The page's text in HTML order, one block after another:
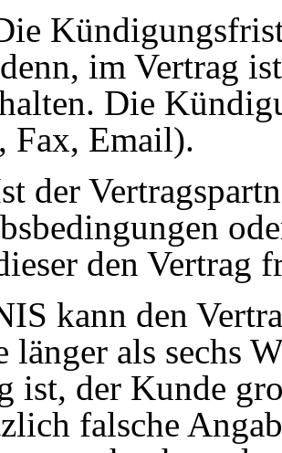
im Vertrag
Die
Fax, Email).
der
den Vertrag
kann den
länger als sechs
ist, der Kunde
falsche